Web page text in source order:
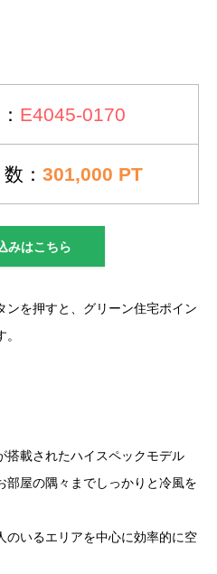
E4045-0170
： 301,000 PT
みはこちら
を押すと、グリーン住宅ポイン
搭載されたハイスペックモデル
部屋の隅々までしっかりと冷風を
のいるエリアを中心に効率的に空